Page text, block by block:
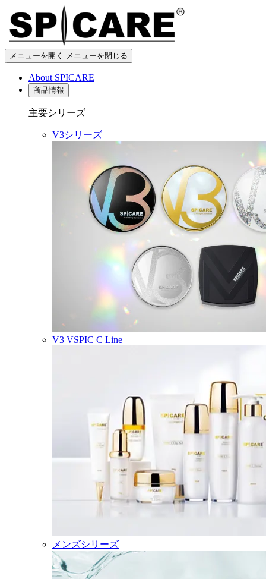
メニューを開く メニューを閉じる
About SPICARE
商品情報
主要シリーズ
V3シリーズ
V3 VSPIC C Line
メンズシリーズ